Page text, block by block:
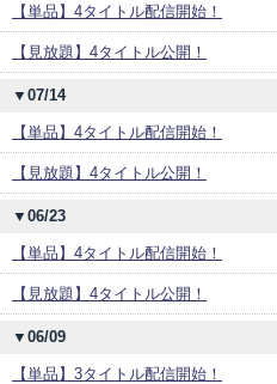
【単品】4タイトル配信開始！
【見放題】4タイトル公開！
▼07/14
【単品】4タイトル配信開始！
【見放題】4タイトル公開！
▼06/23
【単品】4タイトル配信開始！
【見放題】4タイトル公開！
▼06/09
【単品】3タイトル配信開始！